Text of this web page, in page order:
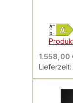
1.558,00
Lieferzeit: